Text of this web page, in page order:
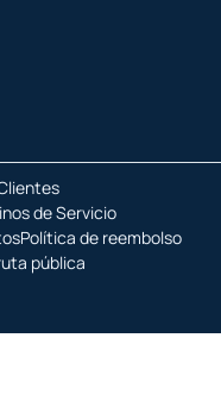
de Servicio
Política de reembolso
pública